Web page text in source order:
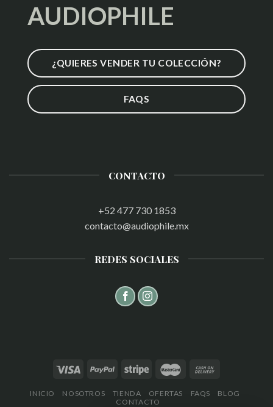
AUDIOPHILE
¿QUIERES VENDER TU COLECCIÓN?
FAQS
CONTACTO
+52 477 730 1853
contacto@audiophile.mx
REDES SOCIALES
INICIO NOSOTROS TIENDA OFERTAS FAQS
BLOG
CONTACTO